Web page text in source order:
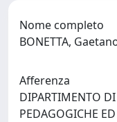
Nome completo
BONETTA,
Afferenza
DIPARTIMENTO
PEDAGOGICHE